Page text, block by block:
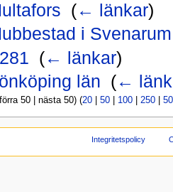
(← länkar)
i Svenarum
(← länkar)
län (←
50 | nästa 50) (20| 50| 100| 250|
Integritetspolicy